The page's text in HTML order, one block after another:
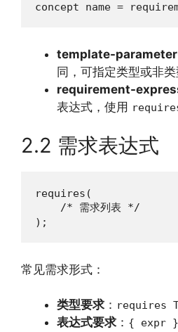
concept name =
template-
同，可指定类型或非类
requirement-
表达式，使用
2.2 需求表达式
requires(
    /* 需求列表 */
);
常见需求形式：
类型要求 ： requires
表达式要求 ： { expr }